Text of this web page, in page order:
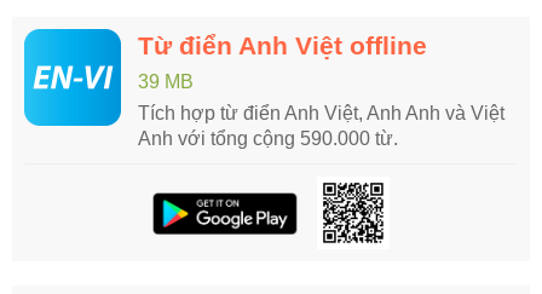
Từ điển Anh Việt offline
39 MB
Tích hợp từ điển Anh Việt, Anh Anh và Việt
Anh với tổng cộng 590.000 từ.